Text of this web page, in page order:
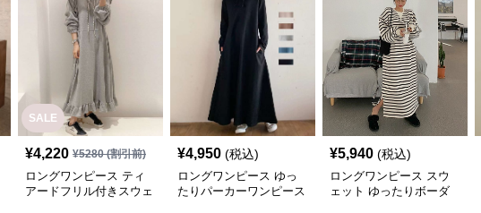
SALE
¥4,220 ¥5280(割引前)
ロングワンピース ティ
アードフリル付きスウェ
¥4,950 (税込)
ロングワンピース ゆっ
たりパーカーワンピース
¥5,940 (税込)
ロングワンピース スウ
ェット ゆったりボーダ